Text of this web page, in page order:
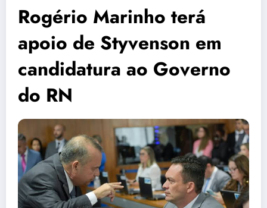
Rogério Marinho terá
apoio de Styvenson em
candidatura ao Governo
do RN